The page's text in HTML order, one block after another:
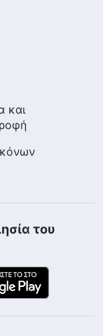
και
του